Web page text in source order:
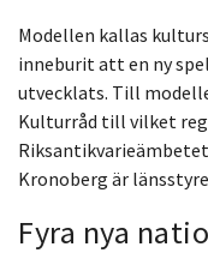
Modellen kallas
inneburit att en ny
utvecklats. Till
Kulturråd till vilket
Kronoberg är
Fyra nya